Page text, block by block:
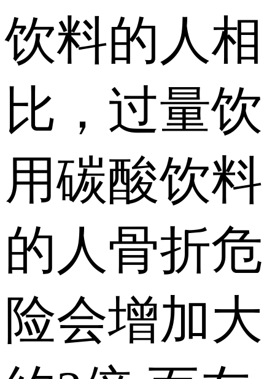
饮料的人相
比，过量饮
用碳酸饮料
的人骨折危
险会增加大